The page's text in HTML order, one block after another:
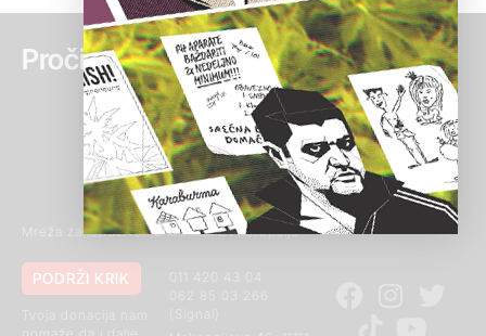
Pročitaj još:
Mreža za istraživanje kriminala i korupcije
011 420 43 04
PODRŽI KRIK